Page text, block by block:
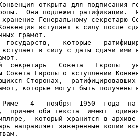
открыта для подписания
Она подлежит ратификации.
Генеральному секретарю
вступает в силу после
грамот.
государств,   которые
вступает в силу с даты сдачи
секретарь   Совета   Европы
Совета Европы о вступлении
Сторонах,
которые могут быть
Риме   4   ноября  1950  года
причем оба текста  имеют
который хранится в
направляет заверенные копии